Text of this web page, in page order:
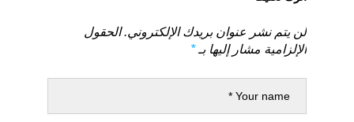
لن يتم نشر عنوان بريدك الإلكتروني. الحقول
الإلزامية مشار إليها بـ*